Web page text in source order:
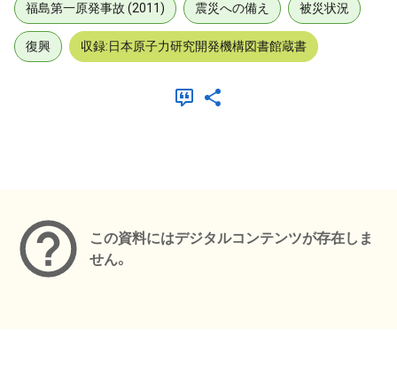
福島第一原発事故 (2011) 震災への備え 被災状況
復興 収録:日本原子力研究開発機構図書館蔵書
この資料にはデジタルコンテンツが存在しま
せん。